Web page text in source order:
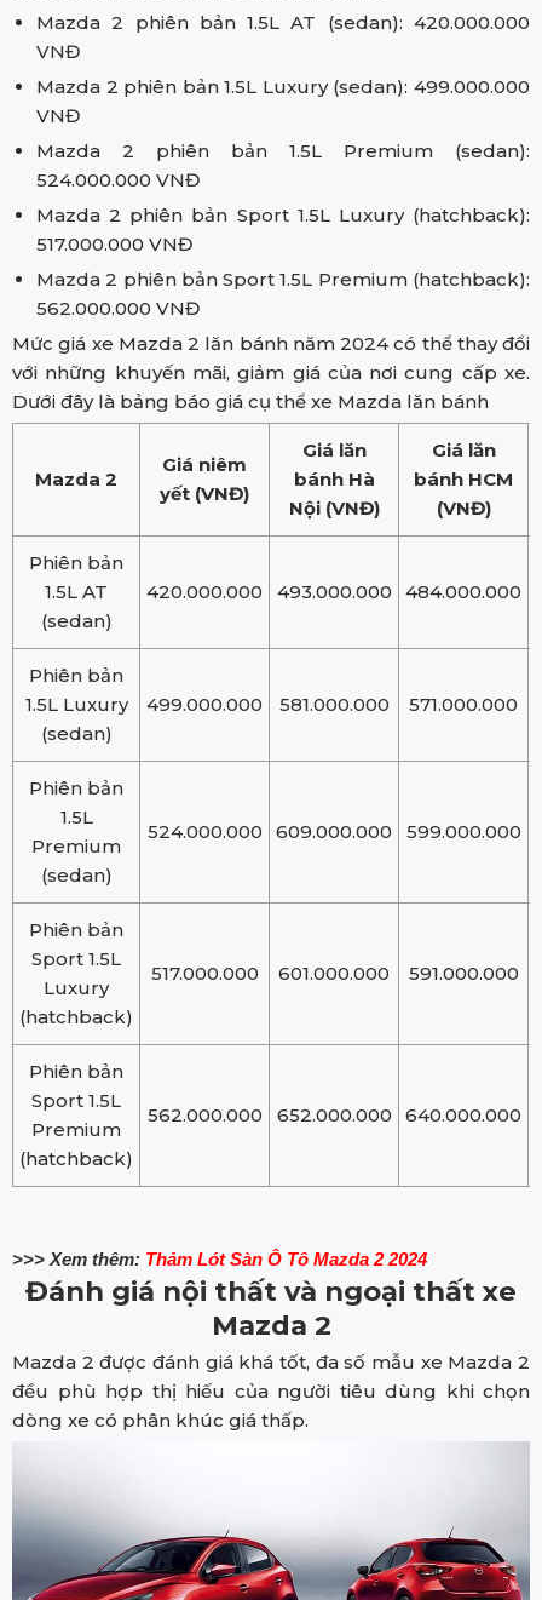
Mazda 2 phiên bản 1.5L AT (sedan): 420.000.000
VNĐ
Mazda 2 phiên bản 1.5L Luxury (sedan): 499.000.000
VNĐ
Mazda 2 phiên bản 1.5L Premium (sedan):
524.000.000 VNĐ
Mazda 2 phiên bản Sport 1.5L Luxury (hatchback):
517.000.000 VNĐ
Mazda 2 phiên bản Sport 1.5L Premium (hatchback):
562.000.000 VNĐ
Mức giá xe Mazda 2 lăn bánh năm 2024 có thể thay đổi
với những khuyến mãi, giảm giá của nơi cung cấp xe.
Dưới đây là bảng báo giá cụ thể xe Mazda lăn bánh
Mazda 2
Giá niêm
yết (VNĐ)
Giá lăn
bánh Hà
Nội (VNĐ)
Giá lăn
bánh HCM
(VNĐ)
Phiên bản
1.5L AT
(sedan)
420.000.000 493.000.000 484.000.000
Phiên bản
1.5L Luxury
(sedan)
499.000.000 581.000.000 571.000.000
Phiên bản
1.5L
Premium
(sedan)
524.000.000 609.000.000 599.000.000
Phiên bản
Sport 1.5L
Luxury
(hatchback)
517.000.000 601.000.000 591.000.000
Phiên bản
Sport 1.5L
Premium
(hatchback)
562.000.000 652.000.000 640.000.000
>>> Xem thêm: Thảm Lót Sàn Ô Tô Mazda 2 2024
Đánh giá nội thất và ngoại thất xe
Mazda 2
Mazda 2 được đánh giá khá tốt, đa số mẫu xe Mazda 2
đều phù hợp thị hiếu của người tiêu dùng khi chọn
dòng xe có phân khúc giá thấp.